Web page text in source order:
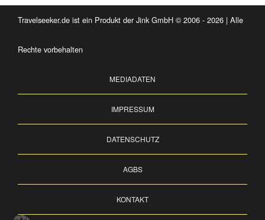
Travelseeker.de ist ein Produkt der Jink GmbH © 2006 - 2026 | Alle
Rechte vorbehalten
MEDIADATEN
IMPRESSUM
DATENSCHUTZ
AGBS
KONTAKT